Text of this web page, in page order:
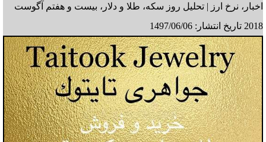
اخبار، نرخ ارز | تحليل روز سكه، طلا و دلار، بیست و هفتم آگوست
2018 تاریخ انتشار: 1497/06/06